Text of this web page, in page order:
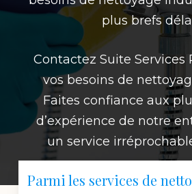
plus brefs
Contactez Suite Services
vos besoins de
Faites confiance aux
d’expérience de notre
un service
Parmi les services de